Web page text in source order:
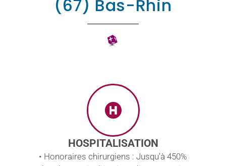
(67) Bas-Rhin
HOSPITALISATION
• Honoraires chirurgiens : Jusqu’à 450%